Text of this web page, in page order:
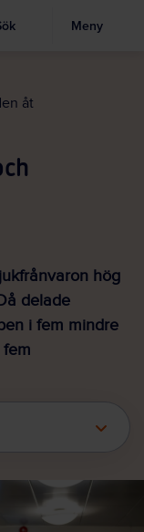
sökruta
Meny
åt
hög
delade
i fem mindre